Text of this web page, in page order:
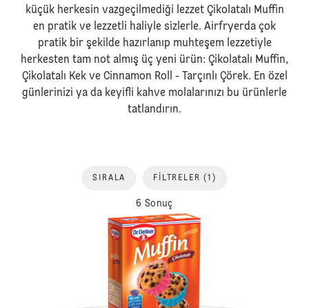
küçük herkesin vazgeçilmediği lezzet Çikolatalı Muffin
en pratik ve lezzetli haliyle sizlerle. Airfryerda çok
pratik bir şekilde hazırlanıp muhteşem lezzetiyle
herkesten tam not almış üç yeni ürün: Çikolatalı Muffin,
Çikolatalı Kek ve Cinnamon Roll - Tarçınlı Çörek. En özel
günlerinizi ya da keyifli kahve molalarınızı bu ürünlerle
tatlandırın.
6 Sonuç
SIRALA FILTRELER (1)